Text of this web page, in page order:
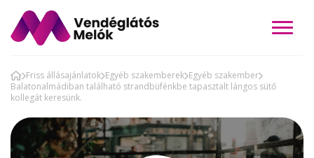
Friss állásajánlatok Egyéb szakemberek Egyéb szakember
Balatonalmádiban található strandbüfénkbe tapasztalt lángos sütő
kollegát keresünk.